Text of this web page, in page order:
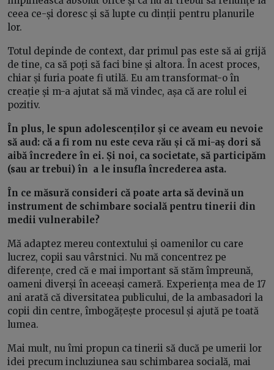
ceea ce-și doresc și să lupte cu dinții pentru planurile
lor.
Totul depinde de context, dar primul pas este să ai grijă
de tine, ca să poți să faci bine și altora. În acest proces,
chiar și furia poate fi utilă. Eu am transformat-o în
creație și m-a ajutat să mă vindec, așa că are rolul ei
pozitiv.
În plus, le spun adolescenților și ce aveam eu nevoie
să aud: că a fi rom nu este ceva rău și că mi-aș dori să
aibă încredere în ei. Și noi, ca societate, să participăm
(sau ar trebui) în a le insufla încrederea asta.
În ce măsură consideri că poate arta să devină un
instrument de schimbare socială pentru tinerii din
medii vulnerabile?
Mă adaptez mereu contextului și oamenilor cu care
lucrez, copii sau vârstnici. Nu mă concentrez pe
diferențe, cred că e mai important să stăm împreună,
oameni diverși în aceeași cameră. Experiența mea de 17
ani arată că diversitatea publicului, de la ambasadori la
copii din centre, îmbogățește procesul și ajută pe toată
lumea.
Mai mult, nu îmi propun ca tinerii să ducă pe umerii lor
idei precum incluziunea sau schimbarea socială, mai